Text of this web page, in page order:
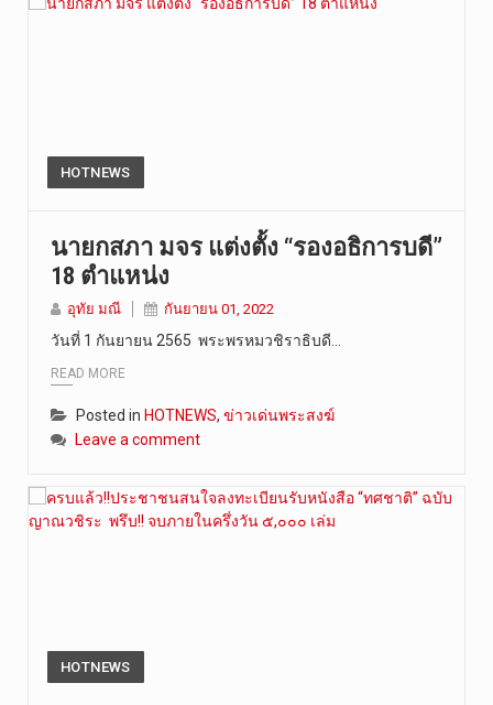
HOTNEWS
นายกสภา มจร แต่งตั้ง “รองอธิการบดี”
18 ตำแหน่ง
อุทัย มณี กันยายน 01, 2022
วันที่ 1 กันยายน 2565 พระพรหมวชิราธิบดี…
READ MORE
Posted in HOTNEWS, ข่าวเด่นพระสงฆ์
Leave a comment
HOTNEWS